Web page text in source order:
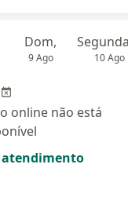
Dom,
9 Ago 10 Ago
online não está